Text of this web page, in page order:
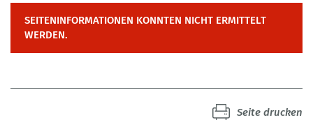
SEITENINFORMATIONEN KONNTEN NICHT ERMITTELT
WERDEN.
Seite drucken